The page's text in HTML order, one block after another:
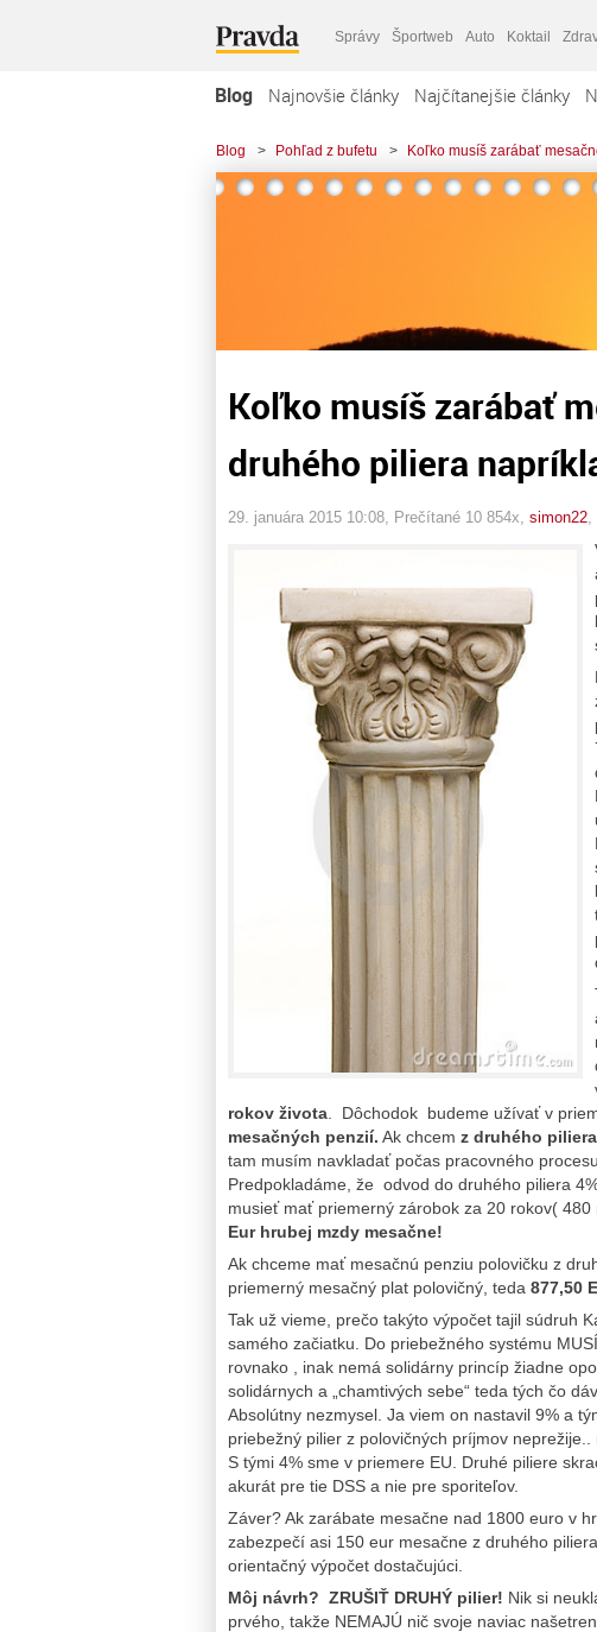
Správy Športweb Auto Koktail
Blog Najnovšie články Najčítanejšie články
Blog > Pohľad z bufetu > Koľko musíš zarábať
Koľko musíš zarábať
druhého piliera
29. januára 2015 10:08 , Prečítané 10 854x, simon22
rokov života . Dôchodok budeme užívať v
mesačných penzií. Ak chcem z druhého
tam musím navkladať počas pracovného
Predpokladáme, že odvod do druhého piliera
musieť mať priemerný zárobok za 20 rokov(
Eur hrubej mzdy mesačne!
Ak chceme mať mesačnú penziu polovičku z
priemerný mesačný plat polovičný, teda 877,50
Tak už vieme, prečo takýto výpočet tajil súdruh
samého začiatku. Do priebežného systému
rovnako , inak nemá solidárny princíp žiadne
solidárnych a „chamtivých sebe“ teda tých čo
Absolútny nezmysel. Ja viem on nastavil 9% a
priebežný pilier z polovičných príjmov
S tými 4% sme v priemere EU. Druhé piliere
akurát pre tie DSS a nie pre sporiteľov.
Záver? Ak zarábate mesačne nad 1800 euro v
zabezpečí asi 150 eur mesačne z druhého
orientačný výpočet dostačujúci.
Môj návrh? ZRUŠIŤ DRUHÝ pilier! Nik si
prvého, takže NEMAJÚ nič svoje naviac